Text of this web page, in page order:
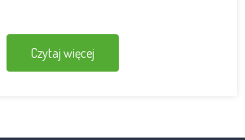
Czytaj więcej